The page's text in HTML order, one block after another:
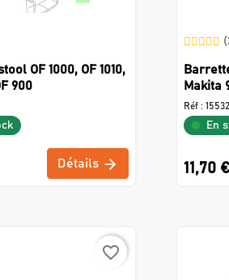
OF 1000, OF 1010,
900
Détails
Makita
Réf :
En
11,70
favorite_border